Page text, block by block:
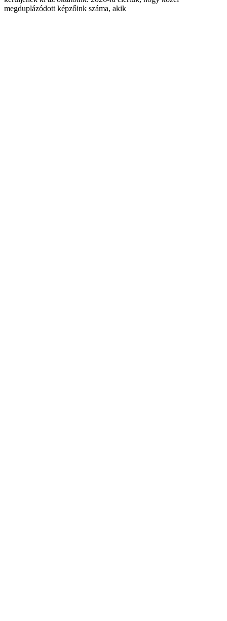
megduplázódott képzőink száma, akik